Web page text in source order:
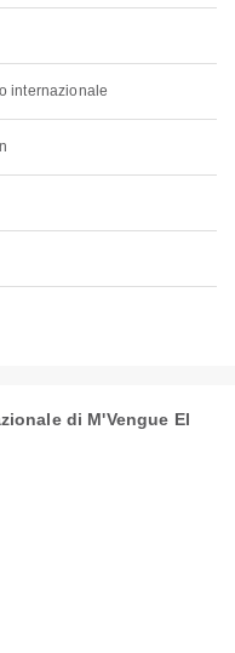
internazionale
di M'Vengue El